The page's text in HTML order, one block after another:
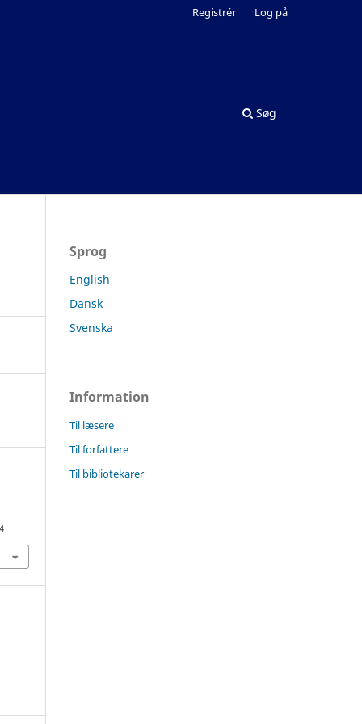
Søg
Registrér Log på
Sprog
English
Dansk
Svenska
Information
Til læsere
Til forfattere
Til bibliotekarer